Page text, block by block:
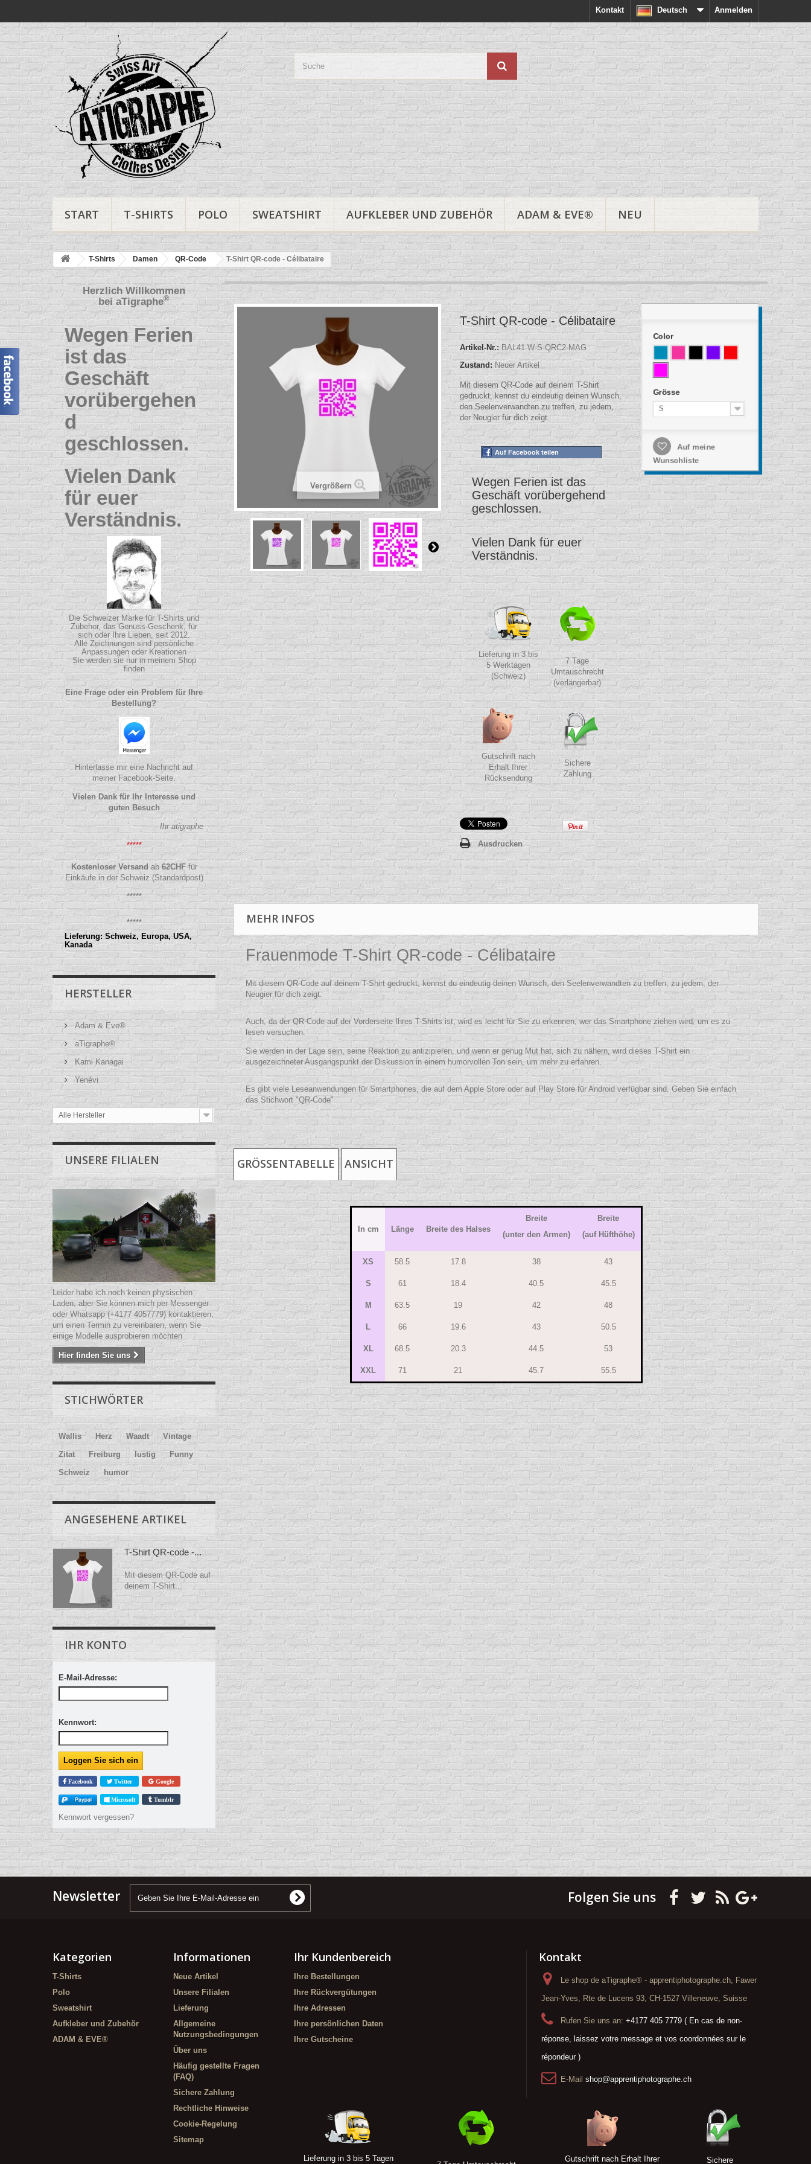
Anmelden
Deutsch
Kontakt
START T-SHIRTS POLO SWEATSHIRT AUFKLEBER UND ZUBEHÖR ADAM & EVE® NEU
T-Shirts Damen QR-Code T-Shirt QR-code - Célibataire
Herzlich Willkommen
beiaTigraphe®
Wegen Ferien
ist das
Geschäft
vorübergehen
d
geschlossen.
Vielen Dank
für euer
Verständnis.
Die Schweizer Marke für T-Shirts und
Zübehor, das Genuss-Geschenk, für
sich oder Ihre Lieben, seit 2012.
Alle Zeichnungen sind persönliche
Anpassungen oder Kreationen
Sie werden sie nur in meinem Shop
finden
Eine Frage oder ein Problem für Ihre
Bestellung?
Hinterlasse mir eine Nachricht auf
meiner Facebook-Seite.
Vielen Dank für Ihr Interesse und
guten Besuch
Ihr atigraphe
*****
Kostenloser Versandab62CHFfür
Einkäufe in der Schweiz (Standardpost)
*****
*****
Lieferung: Schweiz, Europa, USA,
Kanada
HERSTELLER
Adam & Eve®
aTigraphe®
Kami Kanagai
Yenévi
Alle Hersteller
UNSERE FILIALEN
Leider habe ich noch keinen physischen
Laden, aber Sie können mich per Messenger
oder Whatsapp (+4177 4057779) kontaktieren,
um einen Termin zu vereinbaren, wenn Sie
einige Modelle ausprobieren möchten
Hier finden Sie uns
STICHWÖRTER
Wallis Herz Waadt
Vintage
Zitat
Freiburg lustig
Funny
Schweiz
humor
ANGESEHENE ARTIKEL
T-Shirt QR-code -...
Mit diesem QR-Code auf
deinem T-Shirt...
IHR KONTO
E-Mail-Adresse:
Kennwort:
Facebook Twitter Google
Microsoft Tumblr
Kennwort vergessen?
Vergrößern
T-Shirt QR-code - Célibataire
Artikel-Nr.: BAL41-W-S-QRC2-MAG
Zustand: Neuer Artikel
Mit diesem QR-Code auf deinem T-Shirt
gedruckt, kennst du eindeutig deinen Wunsch,
den Seelenverwandten zu treffen, zu jedem,
der Neugier für dich zeigt.
Auf Facebook teilen
Wegen Ferien ist das
Geschäft vorübergehend
geschlossen.
Vielen Dank für euer
Verständnis.
Lieferung in 3 bis
5 Werktagen
(Schweiz)
7 Tage
Umtauschrecht
(verlängerbar)
Gutschrift nach
Erhalt Ihrer
Rücksendung
Sichere
Zahlung
Ausdrucken
Color
Grösse
S
Auf meine
Wunschliste
MEHR INFOS
Frauenmode T-Shirt QR-code - Célibataire
Mit diesem QR-Code auf deinem T-Shirt gedruckt, kennst du eindeutig deinen Wunsch, den Seelenverwandten zu treffen, zu jedem, der
Neugier für dich zeigt.
Auch, da der QR-Code auf der Vorderseite Ihres T-Shirts ist, wird es leicht für Sie zu erkennen, wer das Smartphone ziehen wird, um es zu
lesen versuchen.
Sie werden in der Lage sein, seine Reaktion zu antizipieren, und wenn er genug Mut hat, sich zu nähern, wird dieses T-Shirt ein
ausgezeichneter Ausgangspunkt der Diskussion in einem humorvollen Ton sein, um mehr zu erfahren.
Es gibt viele Leseanwendungen für Smartphones, die auf dem Apple Store oder auf Play Store für Android verfügbar sind. Geben Sie einfach
das Stichwort "QR-Code"
GRÖSSENTABELLE ANSICHT
In cm Länge Breite des Halses
Breite
(unter den Armen)
Breite
(auf Hüfthöhe)
XS 58.5 17.8 38 43
S 61 18.4 40.5 45.5
M 63.5 19 42 48
L 66 19.6 43 50.5
XL 68.5 20.3 44.5 53
XXL 71 21 45.7 55.5
Newsletter Folgen Sie uns
Kategorien
T-Shirts
Polo
Sweatshirt
Aufkleber und Zubehör
ADAM & EVE®
Informationen
Neue Artikel
Unsere Filialen
Lieferung
Allgemeine
Nutzungsbedingungen
Über uns
Häufig gestellte Fragen
(FAQ)
Sichere Zahlung
Rechtliche Hinweise
Cookie-Regelung
Sitemap
Ihr Kundenbereich
Ihre Bestellungen
Ihre Rückvergütungen
Ihre Adressen
Ihre persönlichen Daten
Ihre Gutscheine
Kontakt
Le shop de aTigraphe® - apprentiphotographe.ch, Fawer
Jean-Yves, Rte de Lucens 93, CH-1527 Villeneuve, Suisse
Rufen Sie uns an: +4177 405 7779 ( En cas de non-
réponse, laissez votre message et vos coordonnées sur le
répondeur )
E-Mail shop@apprentiphotographe.ch
Lieferung in 3 bis 5 Tagen Gutschrift nach Erhalt Ihrer Sichere